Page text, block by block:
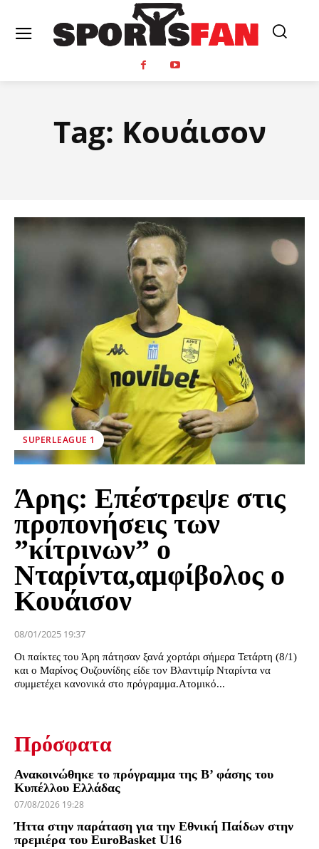
Tag: Κουάισον
SUPERLEAGUE 1
Άρης: Επέστρεψε στις
προπονήσεις των
”κίτρινων” ο
Νταρίντα,αμφίβολος ο
Κουάισον
08/01/2025 19:37
Οι παίκτες του Άρη πάτησαν ξανά χορτάρι σήμερα Τετάρτη (8/1)
και ο Μαρίνος Ουζουνίδης είδε τον Βλαντιμίρ Νταρίντα να
συμμετέχει κανονικά στο πρόγραμμα.Ατομικό...
Πρόσφατα
Ανακοινώθηκε το πρόγραμμα της Β’ φάσης του
Κυπέλλου Ελλάδας
07/08/2026 19:28
Ήττα στην παράταση για την Εθνική Παίδων στην
πρεμιέρα του EuroBasket U16